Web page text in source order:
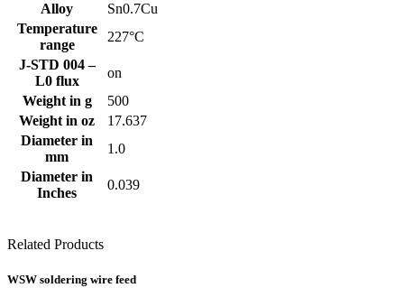
Alloy
Sn0.7Cu
Temperature
range
227°C
J-STD 004 –
L0 flux
on
Weight in g
500
Weight in oz
17.637
Diameter in
mm
1.0
Diameter in
Inches
0.039
Related Products
WSW soldering wire feed